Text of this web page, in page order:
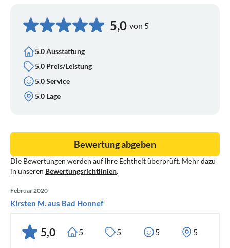
5,0 von 5
5.0 Ausstattung
5.0 Preis/Leistung
5.0 Service
5.0 Lage
Die Bewertungen werden auf ihre Echtheit überprüft. Mehr dazu
in unseren Bewertungsrichtlinien.
Bewertung abgeben
Februar 2020
Kirsten M. aus Bad Honnef
5,0 5 5 5 5